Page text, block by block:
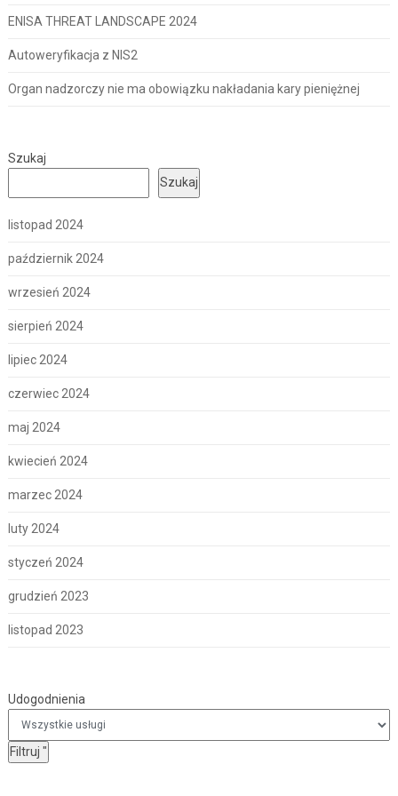
ENISA THREAT LANDSCAPE 2024
Autoweryfikacja z NIS2
Organ nadzorczy nie ma obowiązku nakładania kary pieniężnej
Szukaj
Szukaj
listopad 2024
październik 2024
wrzesień 2024
sierpień 2024
lipiec 2024
czerwiec 2024
maj 2024
kwiecień 2024
marzec 2024
luty 2024
styczeń 2024
grudzień 2023
listopad 2023
Udogodnienia
Filtruj Udogodnienia
"